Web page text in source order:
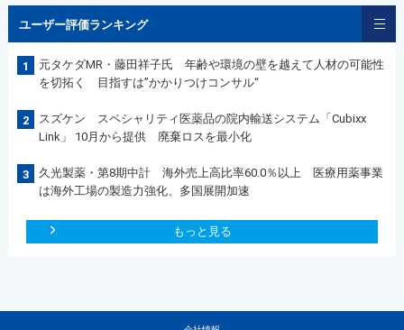
ユーザー評価ランキング
1
元タケダMR・藤田祥子氏 年齢や環境の壁を越えて人材の可能性
を切拓く 目指すは”かかりつけコンサル“
2
スズケン スペシャリティ医薬品の院内輸送システム「Cubixx
Link」 10月から提供 廃棄ロスを最小化
3
久光製薬・第8期中計 海外売上高比率60.0％以上 医療用薬事業
は海外工場の製造力強化、多国展開加速
もっと見る